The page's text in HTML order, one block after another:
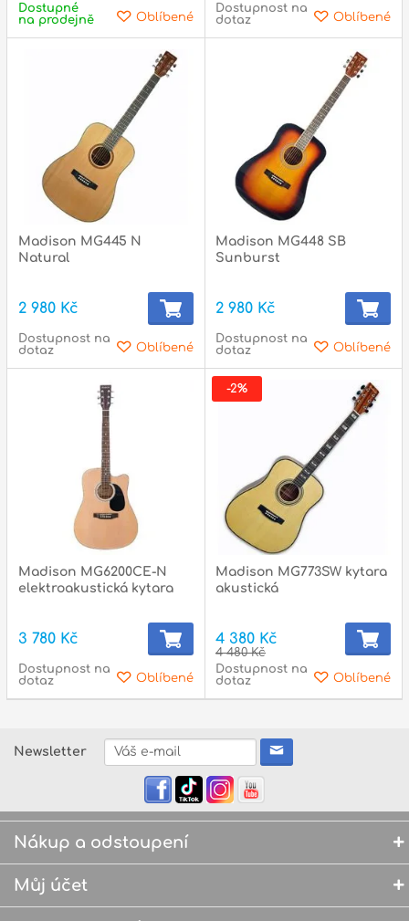
Oblíbené
Dostupné
na prodejně
Oblíbené
Dostupnost na
dotaz
Madison MG445 N
Natural
2 980 Kč
Oblíbené
Dostupnost na
dotaz
Madison MG448 SB
Sunburst
2 980 Kč
Oblíbené
Dostupnost na
dotaz
Madison MG6200CE-N
elektroakustická kytara
3 780 Kč
Oblíbené
Dostupnost na
dotaz
Madison MG773SW kytara
akustická
4 380 Kč
4 480 Kč
Oblíbené
Dostupnost na
dotaz
-2%
Newsletter
Nákup a odstoupení
Můj účet